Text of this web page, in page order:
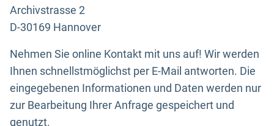
Archivstrasse 2
D-30169 Hannover
Nehmen Sie online Kontakt mit uns auf! Wir werden
Ihnen schnellstmöglichst per E-Mail antworten. Die
eingegebenen Informationen und Daten werden nur
zur Bearbeitung Ihrer Anfrage gespeichert und
genutzt.